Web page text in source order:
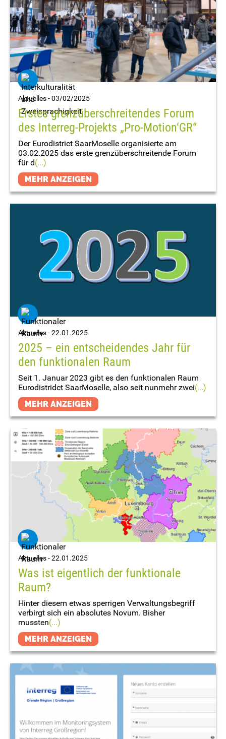
Aktuelles -03/02/2025
Erstes grenzüberschreitendes Forum
des Interreg-Projekts „Pro-Motion‘GR“
Der Eurodistrict SaarMoselle organisierte am
03.02.2025 das erste grenzüberschreitende Forum
für d(...)
MEHR ANZEIGEN
Aktuelles -22.01.2025
2025 – ein entscheidendes Jahr für
den funktionalen Raum
Seit 1. Januar 2023 gibt es den funktionalen Raum
Eurodistridct SaarMoselle, also seit nunmehr zwei(...)
MEHR ANZEIGEN
Aktuelles -22.01.2025
Was ist eigentlich der funktionale
Raum?
Hinter diesem etwas sperrigen Verwaltungsbegriff
verbirgt sich ein absolutes Novum. Bisher
mussten(...)
MEHR ANZEIGEN